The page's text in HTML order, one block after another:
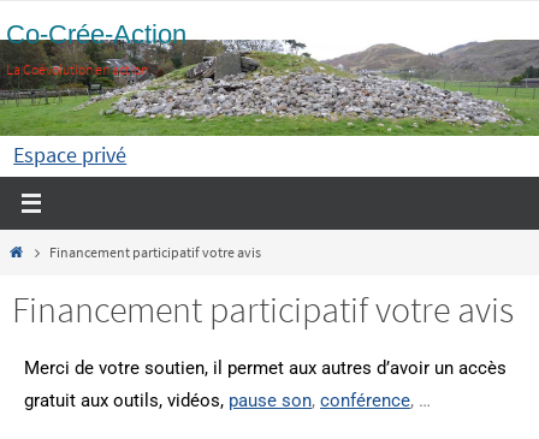
Co-Crée-Action
La Coévolution en action
Espace privé
Financement participatif votre avis
Financement participatif votre avis
Merci de votre soutien, il permet aux autres d’avoir un accès
gratuit aux outils, vidéos, pause son, conférence, …